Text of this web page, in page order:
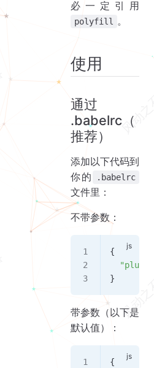
必一定引用
polyfill 。
使用
通过
.babelrc（
推荐）
添加以下代码到
你的
.babelrc
文件里：
不带参数：
{
}
带参数（以下是
默认值）：
{